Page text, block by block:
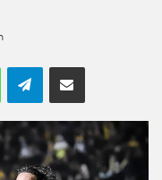
WhatsAppTelegramCompartilhar por e-mail